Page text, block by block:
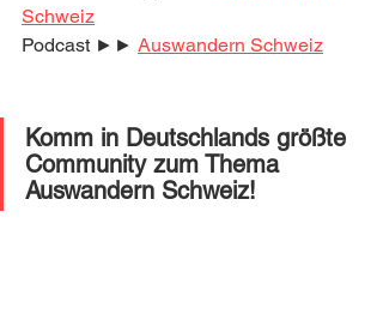
Schweiz
Podcast ►► Auswandern Schweiz
Komm in Deutschlands größte
Community zum Thema
Auswandern Schweiz!